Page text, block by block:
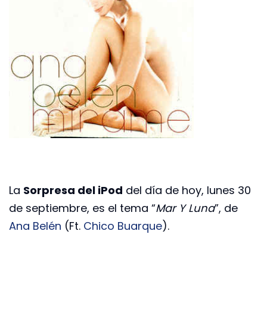
La Sorpresa del iPod del día de hoy, lunes 30
de septiembre, es el tema “Mar Y Luna”, de
Ana Belén (Ft. Chico Buarque).